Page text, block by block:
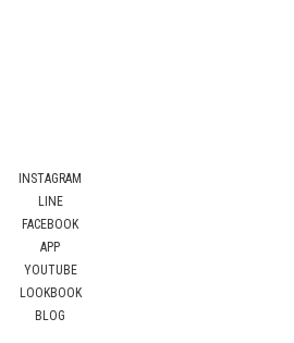
INSTAGRAM
LINE
FACEBOOK
APP
YOUTUBE
LOOKBOOK
BLOG